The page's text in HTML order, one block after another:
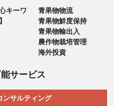
キーワ
青果物物流
青果物鮮度保持
青果物輸出入
農作物栽培管理
海外投資
サービス
ンサルティング